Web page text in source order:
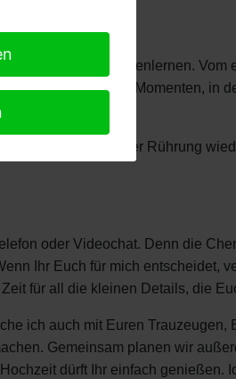
ersten Kennenlernen.
und all den Momenten, in
um die Tränen der Rührung
oder Videochat. Denn die
Ihr Euch für mich entscheidet,
für all die kleinen Details, die
ich auch mit Euren Trauzeugen,
Gemeinsam planen wir
dürft Ihr einfach genießen.